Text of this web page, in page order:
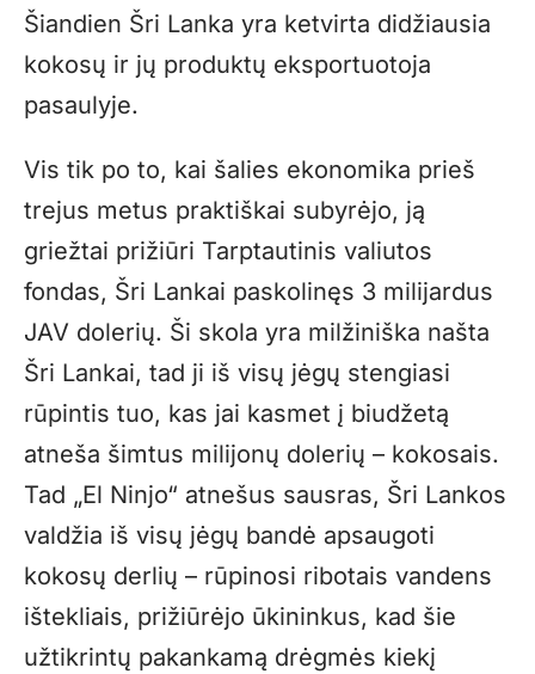
Šiandien Šri Lanka yra ketvirta didžiausia
kokosų ir jų produktų eksportuotoja
pasaulyje.
Vis tik po to, kai šalies ekonomika prieš
trejus metus praktiškai subyrėjo, ją
griežtai prižiūri Tarptautinis valiutos
fondas, Šri Lankai paskolinęs 3 milijardus
JAV dolerių. Ši skola yra milžiniška našta
Šri Lankai, tad ji iš visų jėgų stengiasi
rūpintis tuo, kas jai kasmet į biudžetą
atneša šimtus milijonų dolerių – kokosais.
Tad „El Ninjo“ atnešus sausras, Šri Lankos
valdžia iš visų jėgų bandė apsaugoti
kokosų derlių – rūpinosi ribotais vandens
ištekliais, prižiūrėjo ūkininkus, kad šie
užtikrintų pakankamą drėgmės kiekį